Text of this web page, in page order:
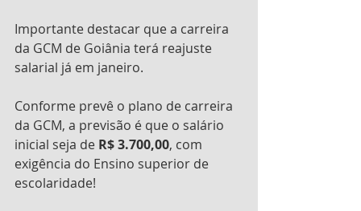
Importante destacar que a carreira
da GCM de Goiânia terá reajuste
salarial já em janeiro.
Conforme prevê o plano de carreira
da GCM, a previsão é que o salário
inicial seja de R$ 3.700,00, com
exigência do Ensino superior de
escolaridade!